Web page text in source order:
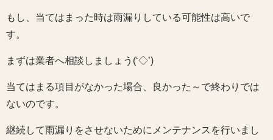
もし、当てはまった時は雨漏りしている可能性は高いで
す。
まずは業者へ相談しましょう(‘◇’)ゞ
当てはまる項目がなかった場合、良かった～で終わりでは
ないのです。
継続して雨漏りをさせないためにメンテナンスを行いまし